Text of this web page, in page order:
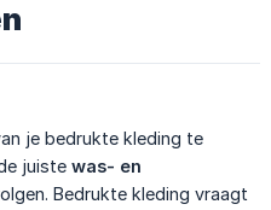
je bedrukte kleding te
juiste was- en
Bedrukte kleding vraagt